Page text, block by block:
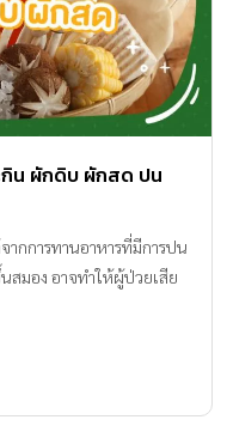
กเขตในกรุงเทพมหานคร
กิน ผักดิบ ผักสด ปน
ากการทานอาหารที่มีการปน
สมอง อาจทำให้ผู้ป่วยเสีย